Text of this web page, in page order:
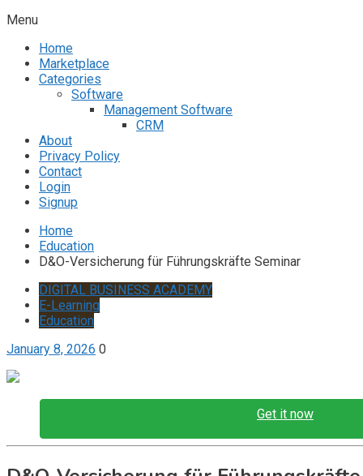
Menu
Home
Marketplace
Categories
Software
Management Software
CRM
About
Privacy Policy
Contact
Login
Signup
Home
Education
D&O-Versicherung für Führungskräfte Seminar
DIGITAL BUSINESS ACADEMY
E-Learning
Education
January 8, 2026 0
Get it now